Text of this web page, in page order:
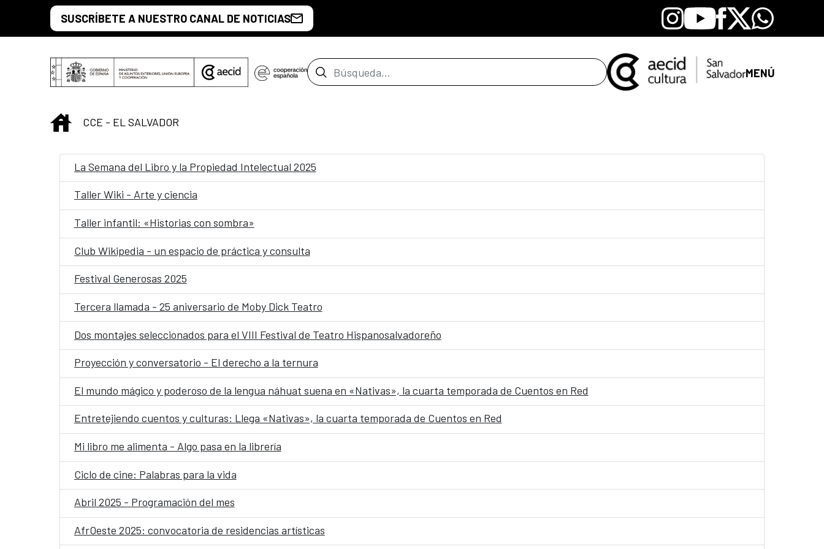
Saltar al contenido principal
SUSCRÍBETE A NUESTRO CANAL DE NOTICIAS Instagram
YoutubeFacebook
X Whatsapp
Barra de búsqueda MENÚ
INICIO
CCE - EL SALVADOR
La Semana del Libro y la Propiedad Intelectual 2025
Taller Wiki - Arte y ciencia
Taller infantil: «Historias con sombra»
Club Wikipedia - un espacio de práctica y consulta
Festival Generosas 2025
Tercera llamada - 25 aniversario de Moby Dick Teatro
Dos montajes seleccionados para el VIII Festival de Teatro Hispanosalvadoreño
Proyección y conversatorio - El derecho a la ternura
El mundo mágico y poderoso de la lengua náhuat suena en «Nativas», la cuarta temporada de Cuentos en Red
Entretejiendo cuentos y culturas: Llega «Nativas», la cuarta temporada de Cuentos en Red
Mi libro me alimenta - Algo pasa en la librería
Ciclo de cine: Palabras para la vida
Abril 2025 - Programación del mes
AfrOeste 2025: convocatoria de residencias artísticas